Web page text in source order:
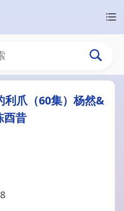
利爪（60集）杨然&
酉昔